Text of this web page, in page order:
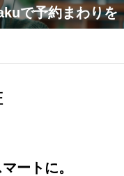
で予約まわりを
。
ートに。